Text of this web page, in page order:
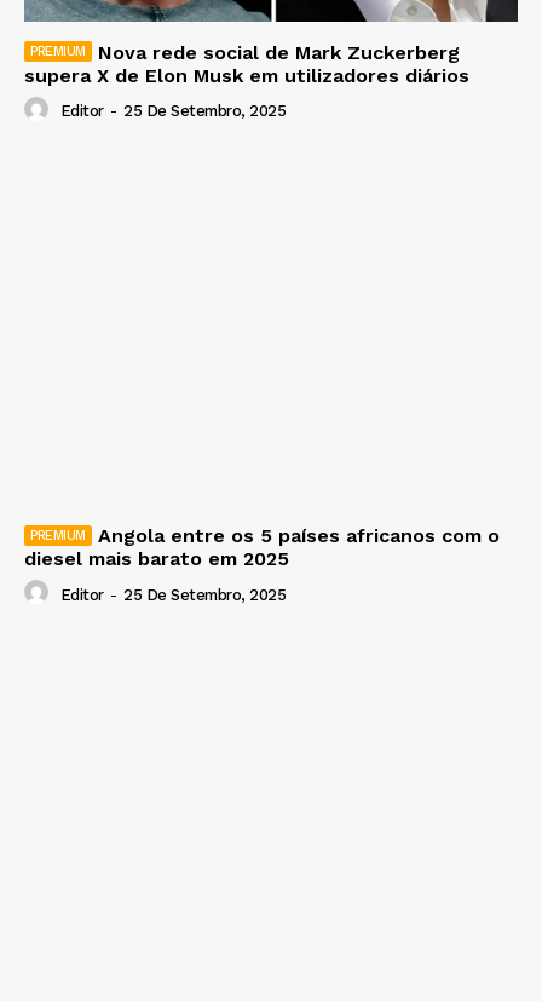
Nova rede social de Mark Zuckerberg
supera X de Elon Musk em utilizadores diários
Editor - 25 De Setembro, 2025
Angola entre os 5 países africanos com o
diesel mais barato em 2025
Editor - 25 De Setembro, 2025